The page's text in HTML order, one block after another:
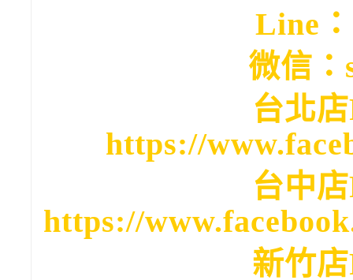
Line
微信：
台北
https://
台中
https://
新竹